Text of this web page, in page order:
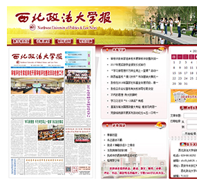
需要对学术造假进行震慑。 同时，知识
视。《条例》的出台释放了信号，即哲
权益需要被重视。如果知识产权无法得
生造假现象。应该明确学术成果归属、
标准，加强对学术期刊、数据库平台的
者权益，引导社科工作者增强维权意识
将产生哪些积极影响？ 马朝琦：《条例
积极影响。一是进一步完善我省哲学社
制，推动系统运行高效顺畅。《条例》